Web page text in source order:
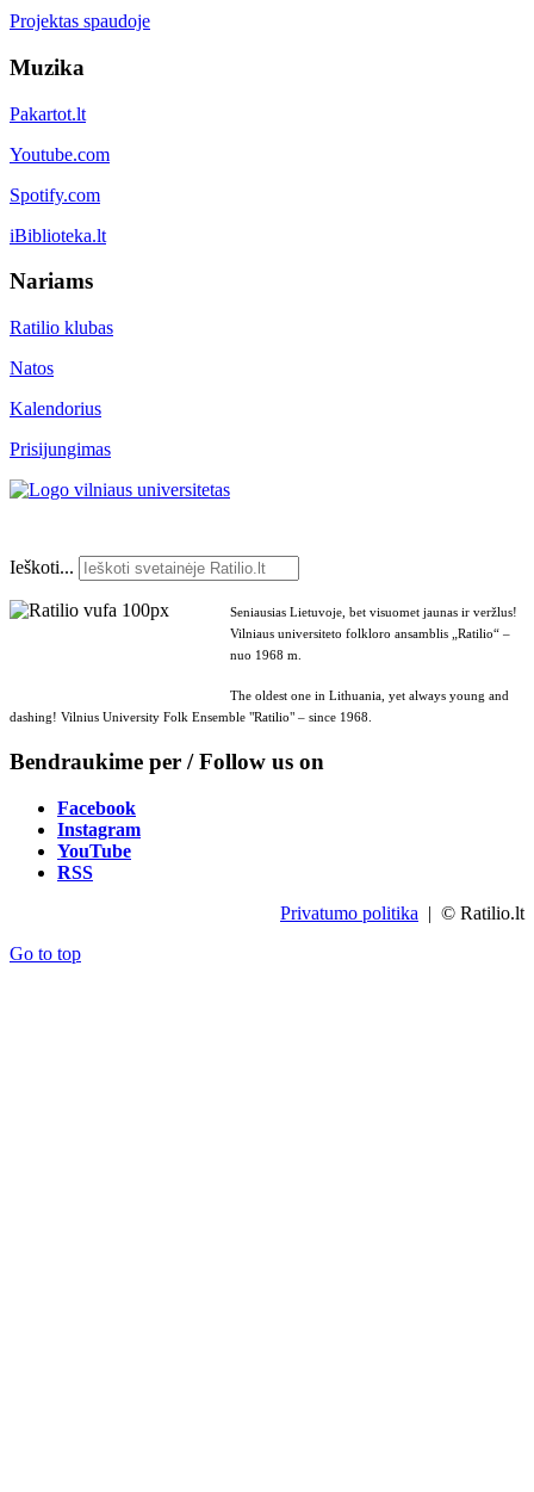
Projektas spaudoje
Muzika
Pakartot.lt
Youtube.com
Spotify.com
iBiblioteka.lt
Nariams
Ratilio klubas
Natos
Kalendorius
Prisijungimas
Ieškoti...
Seniausias Lietuvoje, bet visuomet jaunas ir veržlus!
Vilniaus universiteto folkloro ansamblis „Ratilio“ –
nuo 1968 m.
The oldest one in Lithuania, yet always young and
dashing! Vilnius University Folk Ensemble "Ratilio" – since 1968.
Bendraukime per / Follow us on
Facebook
Instagram
YouTube
RSS
Privatumo politika | © Ratilio.lt
Go to top